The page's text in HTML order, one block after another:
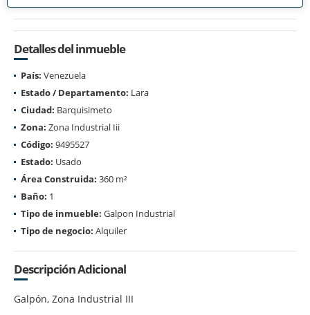
Detalles del inmueble
País: Venezuela
Estado / Departamento: Lara
Ciudad: Barquisimeto
Zona: Zona Industrial Iii
Código: 9495527
Estado: Usado
Área Construida: 360 m²
Baño: 1
Tipo de inmueble: Galpon Industrial
Tipo de negocio: Alquiler
Descripción Adicional
Galpón, Zona Industrial III